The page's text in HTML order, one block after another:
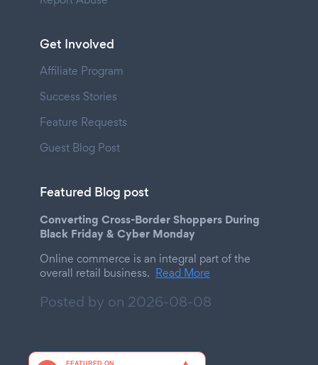
Get Involved
Affiliate Program
Success Stories
Feature Requests
Guest Blog Post
Featured Blog post
Converting Cross-Border Shoppers During
Black Friday & Cyber Monday
Online commerce is an integral part of the
overall retail business. Read More
Posted by on 2026-08-08